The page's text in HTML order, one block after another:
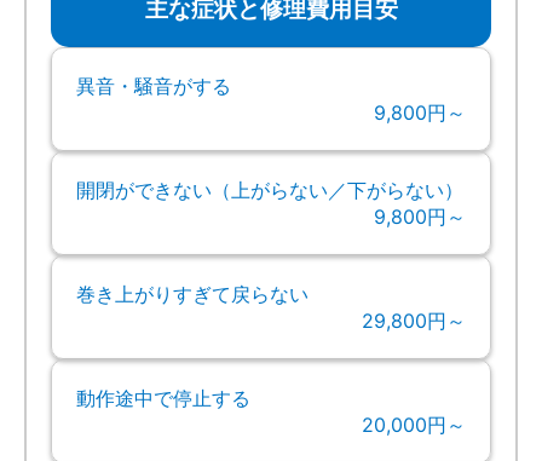
主な症状と修理費用目安
異音・騒音がする
9,800円～
開閉ができない（上がらない／下がらない）
9,800円～
巻き上がりすぎて戻らない
29,800円～
動作途中で停止する
20,000円～